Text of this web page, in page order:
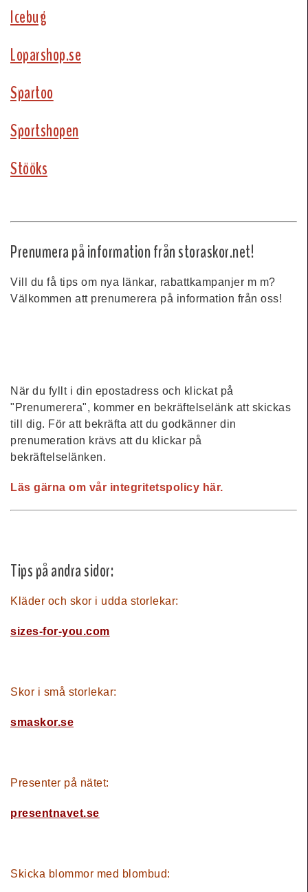
Icebug
Loparshop.se
Spartoo
Sportshopen
Stööks
Prenumera på information från storaskor.net!
Vill du få tips om nya länkar, rabattkampanjer m m?
Välkommen att prenumerera på information från oss!
När du fyllt i din epostadress och klickat på
"Prenumerera", kommer en bekräftelselänk att skickas
till dig. För att bekräfta att du godkänner din
prenumeration krävs att du klickar på
bekräftelselänken.
Läs gärna om vår integritetspolicy här.
Tips på andra sidor:
Kläder och skor i udda storlekar:
sizes-for-you.com
Skor i små storlekar:
smaskor.se
Presenter på nätet:
presentnavet.se
Skicka blommor med blombud: